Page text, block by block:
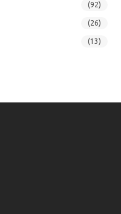
(92)
(26)
(13)